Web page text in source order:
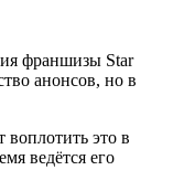
франшизы Star
анонсов, но в
это в
ведётся его